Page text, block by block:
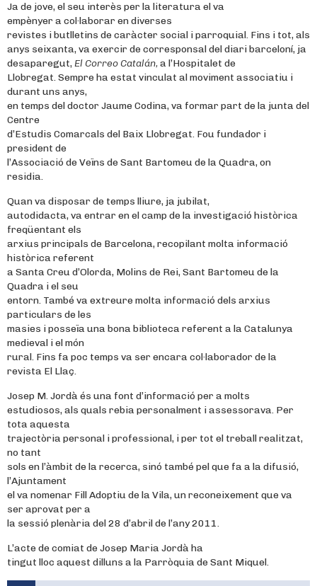
Ja de jove, el seu interès per la literatura el va
empènyer a col·laborar en diverses
revistes i butlletins de caràcter social i parroquial. Fins i tot, als
anys seixanta, va exercir de corresponsal del diari barceloní, ja
desaparegut,El Correo Catalán,a l’Hospitalet de
Llobregat. Sempre ha estat vinculat al moviment associatiu i
durant uns anys,
en temps del doctor Jaume Codina, va formar part de la junta del
Centre
d’Estudis Comarcals del Baix Llobregat. Fou fundador i
president de
l’Associació de Veïns de Sant Bartomeu de la Quadra, on
residia.
Quan va disposar de temps lliure, ja jubilat,
autodidacta, va entrar en el camp de la investigació històrica
freqüentant els
arxius principals de Barcelona, recopilant molta informació
històrica referent
a Santa Creu d’Olorda, Molins de Rei, Sant Bartomeu de la
Quadra i el seu
entorn. També va extreure molta informació dels arxius
particulars de les
masies i posseïa una bona biblioteca referent a la Catalunya
medieval i el món
rural. Fins fa poc temps va ser encara col·laborador de la
revista El Llaç.
Josep M. Jordà és una font d’informació per a molts
estudiosos, als quals rebia personalment i assessorava. Per
tota aquesta
trajectòria personal i professional, i per tot el treball realitzat,
no tant
sols en l’àmbit de la recerca, sinó també pel que fa a la difusió,
l’Ajuntament
el va nomenar Fill Adoptiu de la Vila, un reconeixement que va
ser aprovat per a
la sessió plenària del 28 d’abril de l’any 2011.
L’acte de comiat de Josep Maria Jordà ha
tingut lloc aquest dilluns a la Parròquia de Sant Miquel.